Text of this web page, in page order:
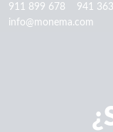
911 899 678
941
info@monema.com